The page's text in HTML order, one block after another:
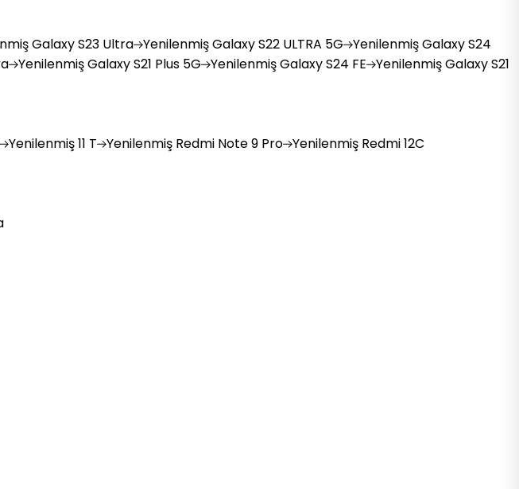
Galaxy S23 Ultra YenilenmişGalaxy S22 ULTRA 5G YenilenmişGalaxy S24
YenilenmişGalaxy S21 Plus 5G YenilenmişGalaxy S24 FE YenilenmişGalaxy S21
Yenilenmiş11 T Yenilenmiş Redmi Note 9 Pro Yenilenmiş Redmi 12C